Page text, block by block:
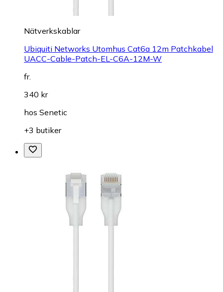
Nätverkskablar
Ubiquiti Networks Utomhus Cat6a 12m Patchkabel
UACC-Cable-Patch-EL-C6A-12M-W
fr.
340 kr
hos Senetic
+3 butiker